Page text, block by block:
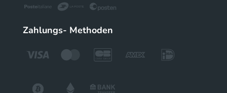
Zahlungs- Methoden